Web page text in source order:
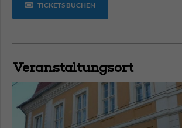
TICKETS BUCHEN
Veranstaltungsort